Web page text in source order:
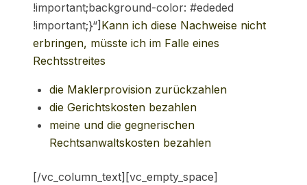
!important;background-color: #ededed
!important;}“] Kann ich diese Nachweise nicht
erbringen, müsste ich im Falle eines
Rechtsstreites
die Maklerprovision zurückzahlen
die Gerichtskosten bezahlen
meine und die gegnerischen
Rechtsanwaltskosten bezahlen
[/vc_column_text][vc_empty_space]